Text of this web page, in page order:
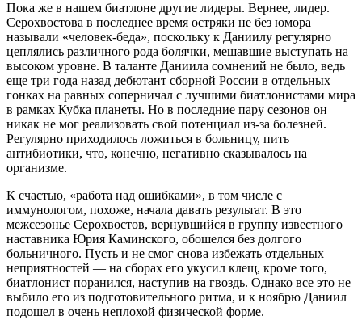
Пока же в нашем биатлоне другие лидеры. Вернее, лидер.
Серохвостова в последнее время остряки не без юмора
называли «человек-беда», поскольку к Даниилу регулярно
цеплялись различного рода болячки, мешавшие выступать на
высоком уровне. В таланте Даниила сомнений не было, ведь
еще три года назад дебютант сборной России в отдельных
гонках на равных соперничал с лучшими биатлонистами мира
в рамках Кубка планеты. Но в последние пару сезонов он
никак не мог реализовать свой потенциал из‑за болезней.
Регулярно приходилось ложиться в больницу, пить
антибиотики, что, конечно, негативно сказывалось на
организме.
К счастью, «работа над ошибками», в том числе с
иммунологом, похоже, начала давать результат. В это
межсезонье Серохвостов, вернувшийся в группу известного
наставника Юрия Каминского, обошелся без долгого
больничного. Пусть и не смог снова избежать отдельных
неприятностей — на сборах его укусил клещ, кроме того,
биатлонист поранился, наступив на гвоздь. Однако все это не
выбило его из подготовительного ритма, и к ноябрю Даниил
подошел в очень неплохой физической форме.